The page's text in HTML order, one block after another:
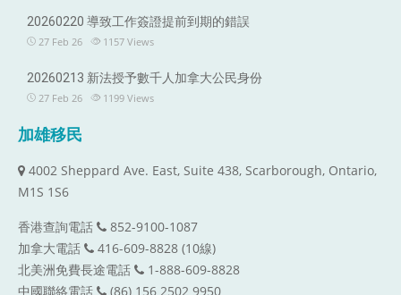
20260220 導致工作簽證提前到期的錯誤
27 Feb 26 1157 Views
20260213 新法授予數千人加拿大公民身份
27 Feb 26 1199 Views
加雄移民
4002 Sheppard Ave. East, Suite 438, Scarborough, Ontario,
M1S 1S6
香港查詢電話
852-9100-1087
加拿大電話
416-609-8828 (10線)
北美洲免費長途電話
1-888-609-8828
中國聯絡電話
(86) 156 2502 9950